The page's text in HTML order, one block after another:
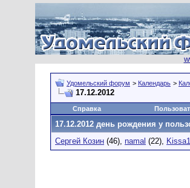
Удомельский форум > Календарь >
17.12.2012
Справка
17.12.2012 день рождения у
Сергей Козин (46), namal (22),